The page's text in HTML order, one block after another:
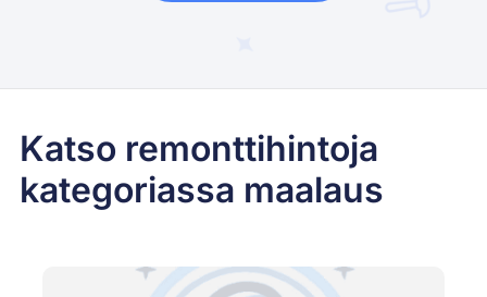
Katso remonttihintoja
kategoriassa maalaus